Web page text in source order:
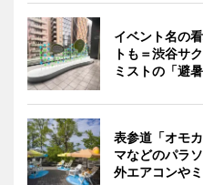
イベント名の
トも＝渋谷サ
ミストの「避
表参道「オモ
マなどのパラ
外エアコンや